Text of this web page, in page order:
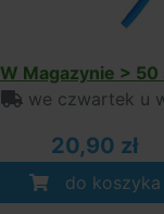
W Magazynie > 50
we czwartek u
20,90 zł
do koszyka